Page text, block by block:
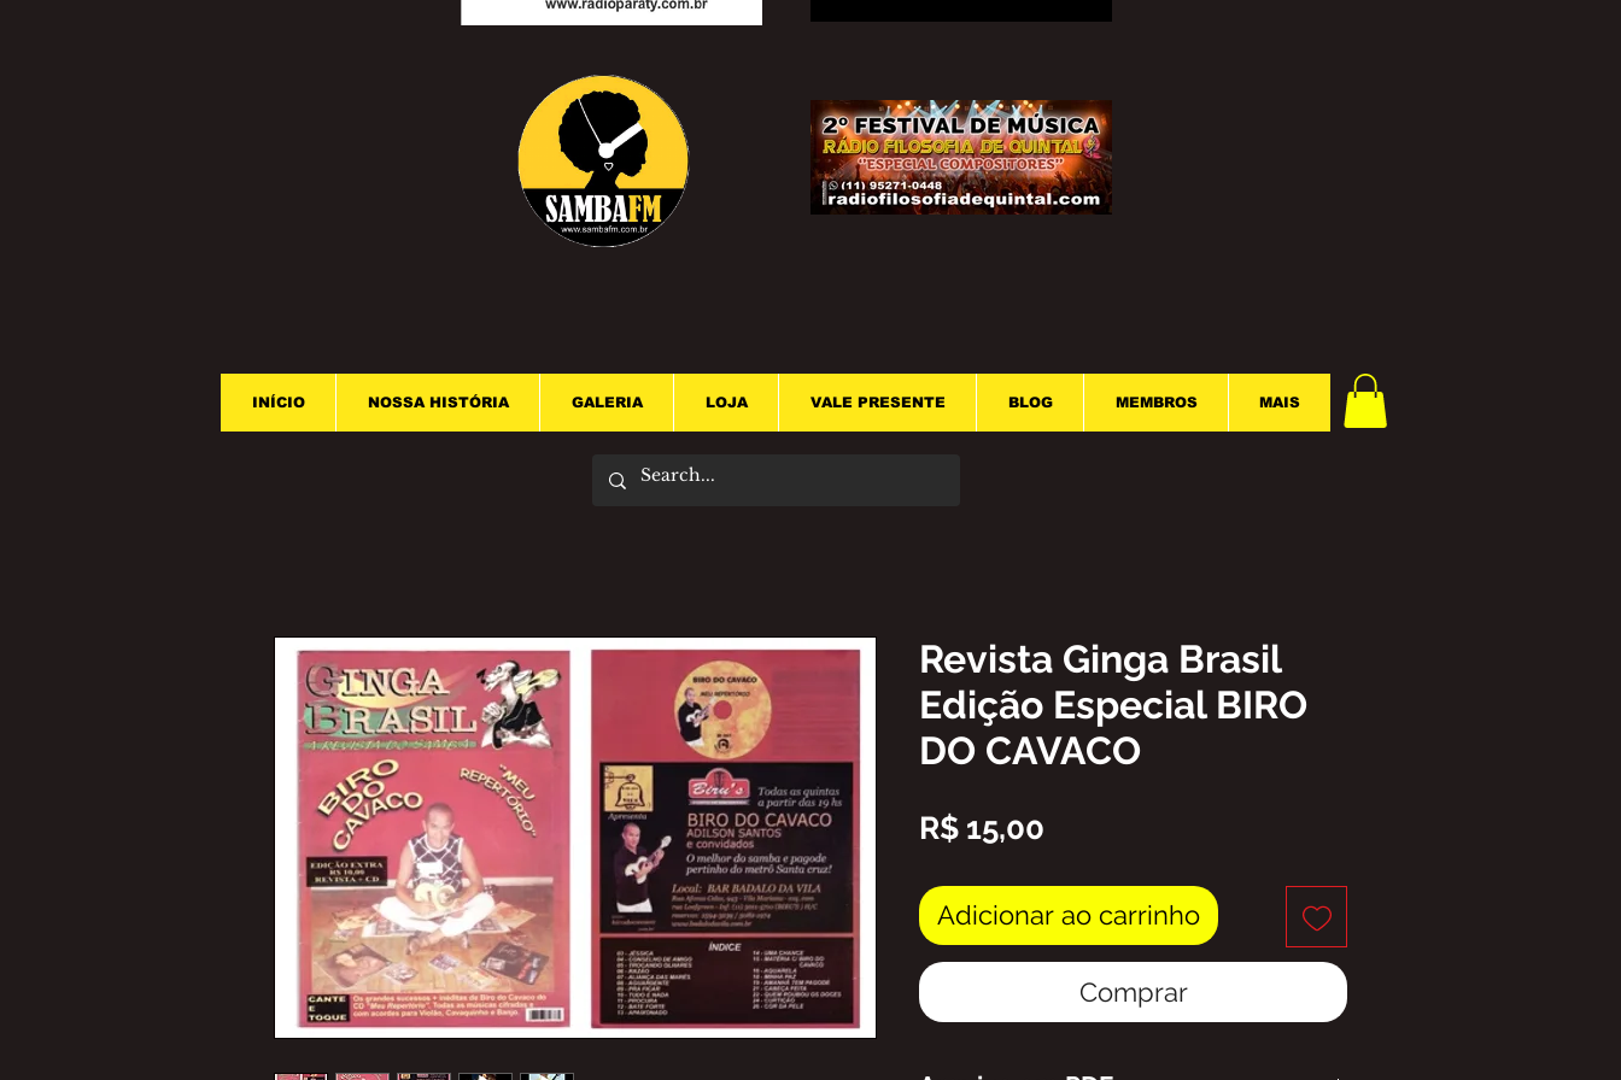
INÍCIO NOSSA HISTÓRIA GALERIA LOJA VALE PRESENTE BLOG MEMBROS MAIS
Revista Ginga Brasil
Edição Especial BIRO
DO CAVACO
R$ 15,00
Adicionar ao carrinho
Comprar